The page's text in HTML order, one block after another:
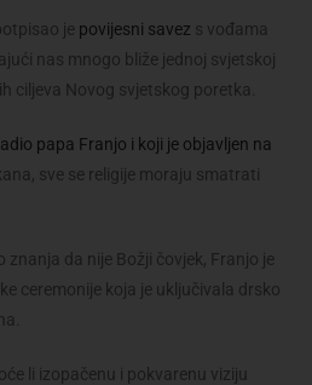
je povijesni savez s vođama
nas mnogo bliže jednoj svjetskoj
ciljeva Novog svjetskog poretka.
papa Franjo i koji je objavljen na
sve se religije moraju smatrati
znanja da nije Božji čovjek, Franjo je
ceremonije koja je uključivala drsko
li izopačenu i pokvarenu viziju